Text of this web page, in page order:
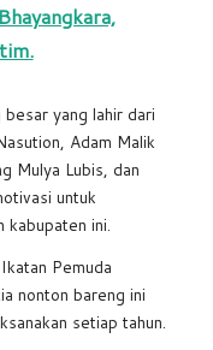
yang lahir dari
Adam Malik
Mulya Lubis, dan
untuk
kabupaten ini.
Pemuda
nonton bareng ini
setiap tahun.